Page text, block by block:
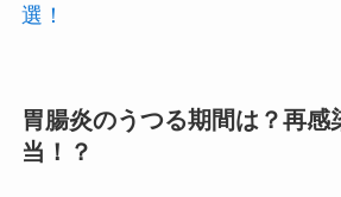
選！
胃腸炎のうつる期間は？再感
当！？